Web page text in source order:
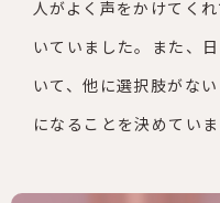
人がよく声をかけてく
いていました。また、
いて、他に選択肢がな
になることを決めていま